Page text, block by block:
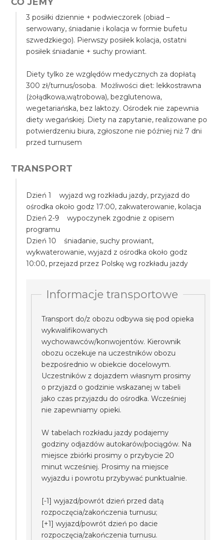
3 posiłki dziennie + podwieczorek (obiad –
serwowany, śniadanie i kolacja w formie bufetu
szwedzkiego). Pierwszy posiłek kolacja, ostatni
posiłek śniadanie + suchy prowiant.
Diety tylko ze względów medycznych za dopłatą
300 zł/turnus/osoba. Możliwości diet: lekkostrawna
(żołądkowa,wątrobowa), bezglutenowa,
wegetariańska, bez laktozy. Ośrodek nie zapewnia
diety wegańskiej. Diety na zapytanie, realizowane po
potwierdzeniu biura, zgłoszone nie później niż 7 dni
przed turnusem
TRANSPORT
Dzień 1 wyjazd wg rozkładu jazdy, przyjazd do
ośrodka około godz 17:00, zakwaterowanie, kolacja
Dzień 2-9 wypoczynek zgodnie z opisem
programu
Dzień 10 śniadanie, suchy prowiant,
wykwaterowanie, wyjazd z ośrodka około godz
10:00, przejazd przez Polskę wg rozkładu jazdy
Informacje transportowe
Transport do/z obozu odbywa się pod opieka
wykwalifikowanych
wychowawców/konwojentów. Kierownik
obozu oczekuje na uczestników obozu
bezpośrednio w obiekcie docelowym.
Uczestników z dojazdem własnym prosimy
o przyjazd o godzinie wskazanej w tabeli
jako czas przyjazdu do ośrodka. Wcześniej
nie zapewniamy opieki.
W tabelach rozkładu jazdy podajemy
godziny odjazdów autokarów/pociągów. Na
miejsce zbiórki prosimy o przybycie 20
minut wcześniej. Prosimy na miejsce
wyjazdu i powrotu przybywać punktualnie.
[-1] wyjazd/powrót dzień przed datą
rozpoczęcia/zakończenia turnusu;
[+1] wyjazd/powrót dzień po dacie
rozpoczęcia/zakończenia turnusu.